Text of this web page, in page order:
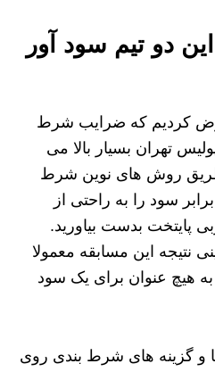
دو تیم سود آور
کردیم که ضرایب شرط
تهران بسیار بالا می
طریق روش های نوین شرط
ببندید می توانید تا حدود 5 برابر سود را به راحتی از
پایتخت بدست بیاورید.
نتیجه این مسابقه معمولا
هیچ عنوان برای یک سود
و گزینه های شرط بندی روی